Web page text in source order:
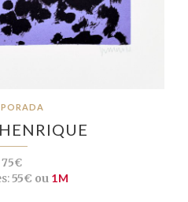
75€
55€ ou 1M